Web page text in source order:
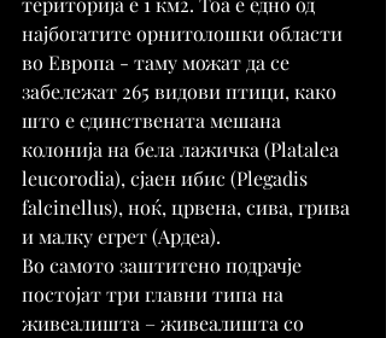
најбогатите орнитолошки области
во Европа - таму можат да се
забележат 265 видови птици, како
што е единствената мешана
колонија на бела лажичка (Platalea
leucorodia), сјаен ибис (Plegadis
falcinellus), ноќ, црвена, сива, грива
и малку егрет (Ардеа).
Во самото заштитено подрачје
постојат три главни типа на
живеалишта – живеалишта со